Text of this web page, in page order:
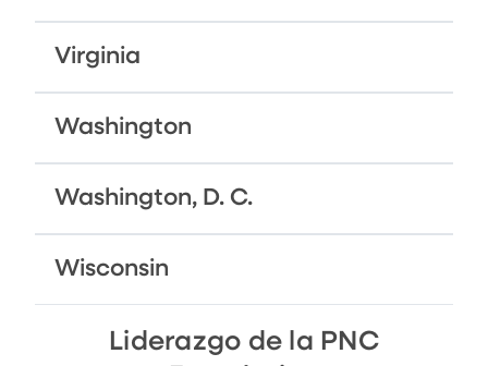
Virginia
Washington
Washington, D. C.
Wisconsin
Liderazgo de la PNC